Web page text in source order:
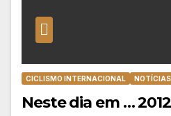
CICLISMO INTERNACIONAL NOTÍCIAS
Neste dia em …